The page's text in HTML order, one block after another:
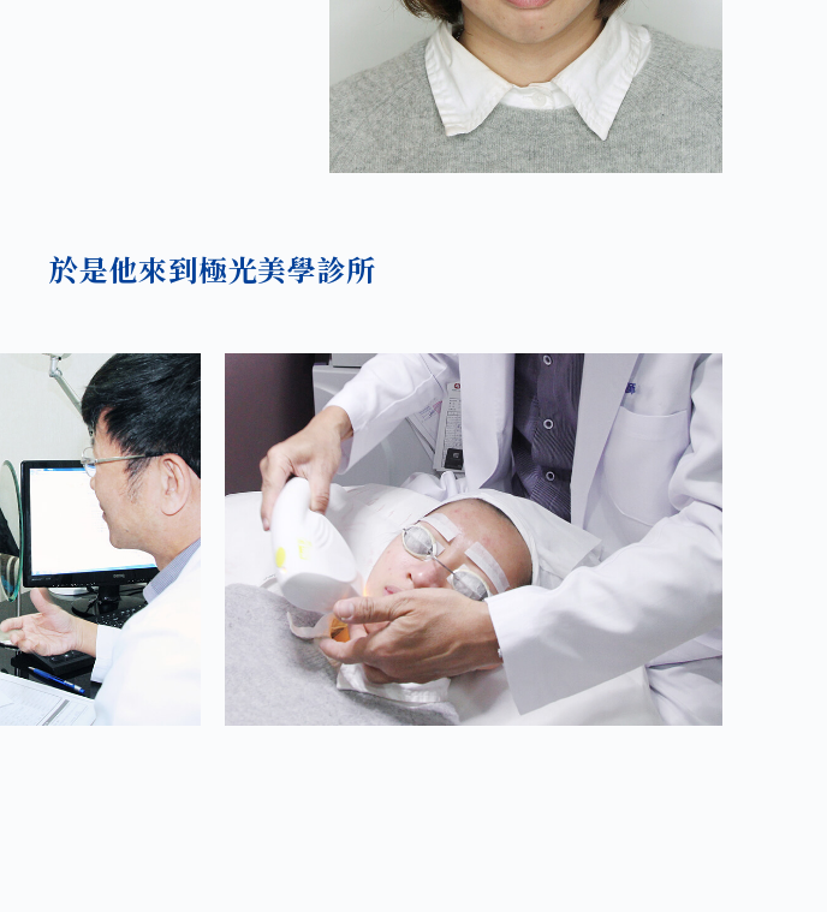
於是他來到極光美學診所